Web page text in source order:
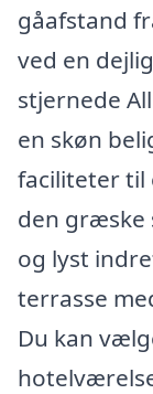
gåafstand
ved en
stjernede
en skøn
faciliteter til
den græske
og lyst
terrasse
Du kan